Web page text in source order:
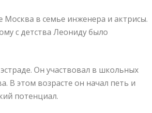
Москва в семье инженера и актрисы.
с детства Леониду было
Он участвовал в школьных
В этом возрасте он начал петь и
потенциал.